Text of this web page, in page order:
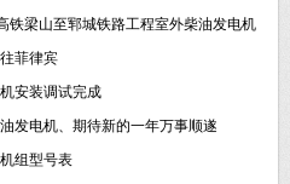
铁梁山至郓城铁路工程室外柴油发电机
菲律宾
安装调试完成
发电机、期待新的一年万事顺遂
组型号表